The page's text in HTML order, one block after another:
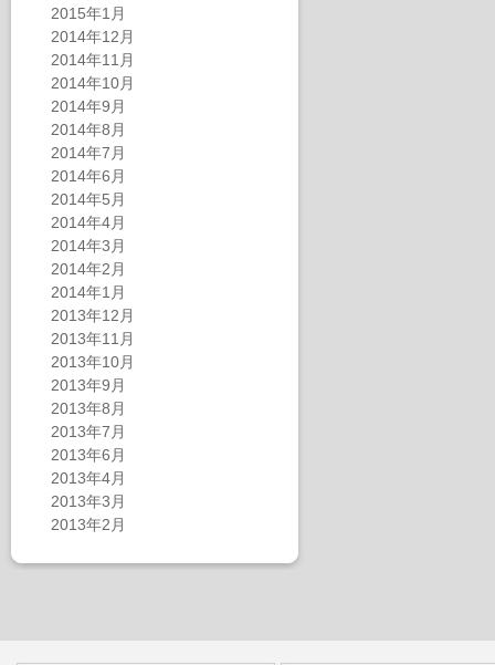
2015年1月
2014年12月
2014年11月
2014年10月
2014年9月
2014年8月
2014年7月
2014年6月
2014年5月
2014年4月
2014年3月
2014年2月
2014年1月
2013年12月
2013年11月
2013年10月
2013年9月
2013年8月
2013年7月
2013年6月
2013年4月
2013年3月
2013年2月